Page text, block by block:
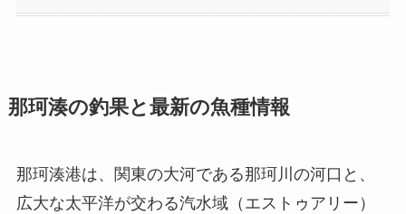
那珂湊の釣果と最新の魚種情報
那珂湊港は、関東の大河である那珂川の河口と、
広大な太平洋が交わる汽水域（エストゥアリー）